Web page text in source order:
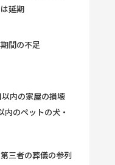
延期
間の不足
内の家屋の損壊
内のペットの犬・
三者の葬儀の参列